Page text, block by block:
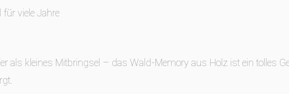
viele Jahre
als kleines Mitbringsel – das Wald-Memory aus Holz ist ein tolles